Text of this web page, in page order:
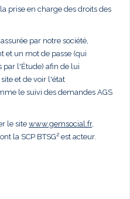
prise en charge des droits des
par notre société,
et un mot de passe (qui
par l'Étude) afin de lui
et de voir l'état
le suivi des demandes AGS
le site www.gemsocial.fr,
la SCP BTSG² est acteur.